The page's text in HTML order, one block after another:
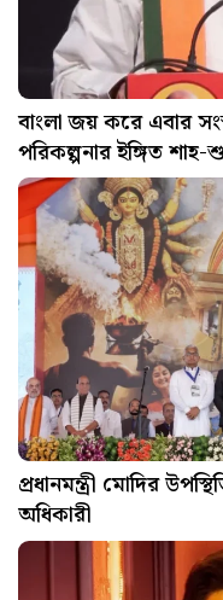
বাংলা জয় করে এবার
পরিকল্পনার ইঙ্গিত শাহ-
প্রধানমন্ত্রী মোদির
অধিকারী